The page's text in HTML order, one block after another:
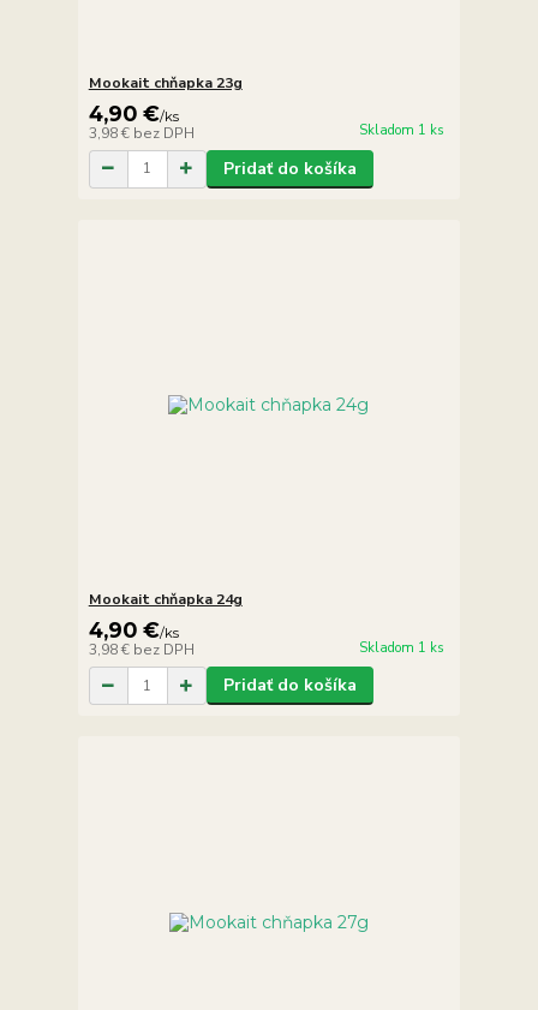
Mookait chňapka 23g
4,90 €/ks
3,98 € bez DPH Skladom 1 ks
Pridať do košíka
Mookait chňapka 24g
4,90 €/ks
3,98 € bez DPH Skladom 1 ks
Pridať do košíka